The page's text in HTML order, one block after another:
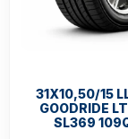
31X10,50/15
GOODRIDE
SL369